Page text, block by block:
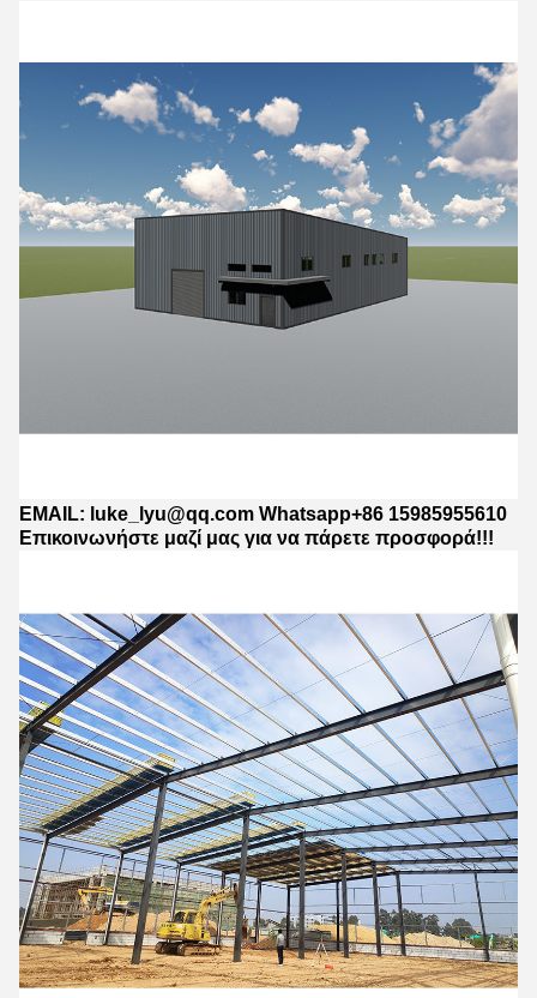
EMAIL: luke_lyu@qq.com Whatsapp+86 15985955610
Επικοινωνήστε μαζί μας για να πάρετε προσφορά!!!